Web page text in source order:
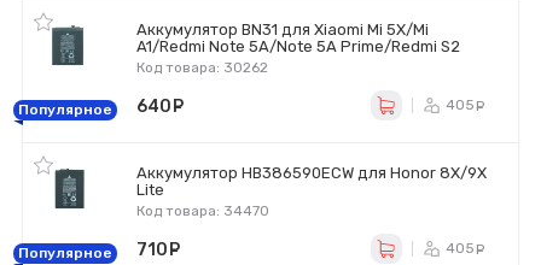
Аккумулятор BN31 для Xiaomi Mi 5X/Mi
A1/Redmi Note 5A/Note 5A Prime/Redmi S2
Код товара: 30262
Популярное 640 405
Аккумулятор HB386590ECW для Honor 8X/9X
Lite
Код товара: 34470
Популярное 710 405